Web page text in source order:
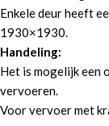
Enkele deur heeft
1930×1930.
Handeling:
Het is mogelijk een
vervoeren.
Voor vervoer met